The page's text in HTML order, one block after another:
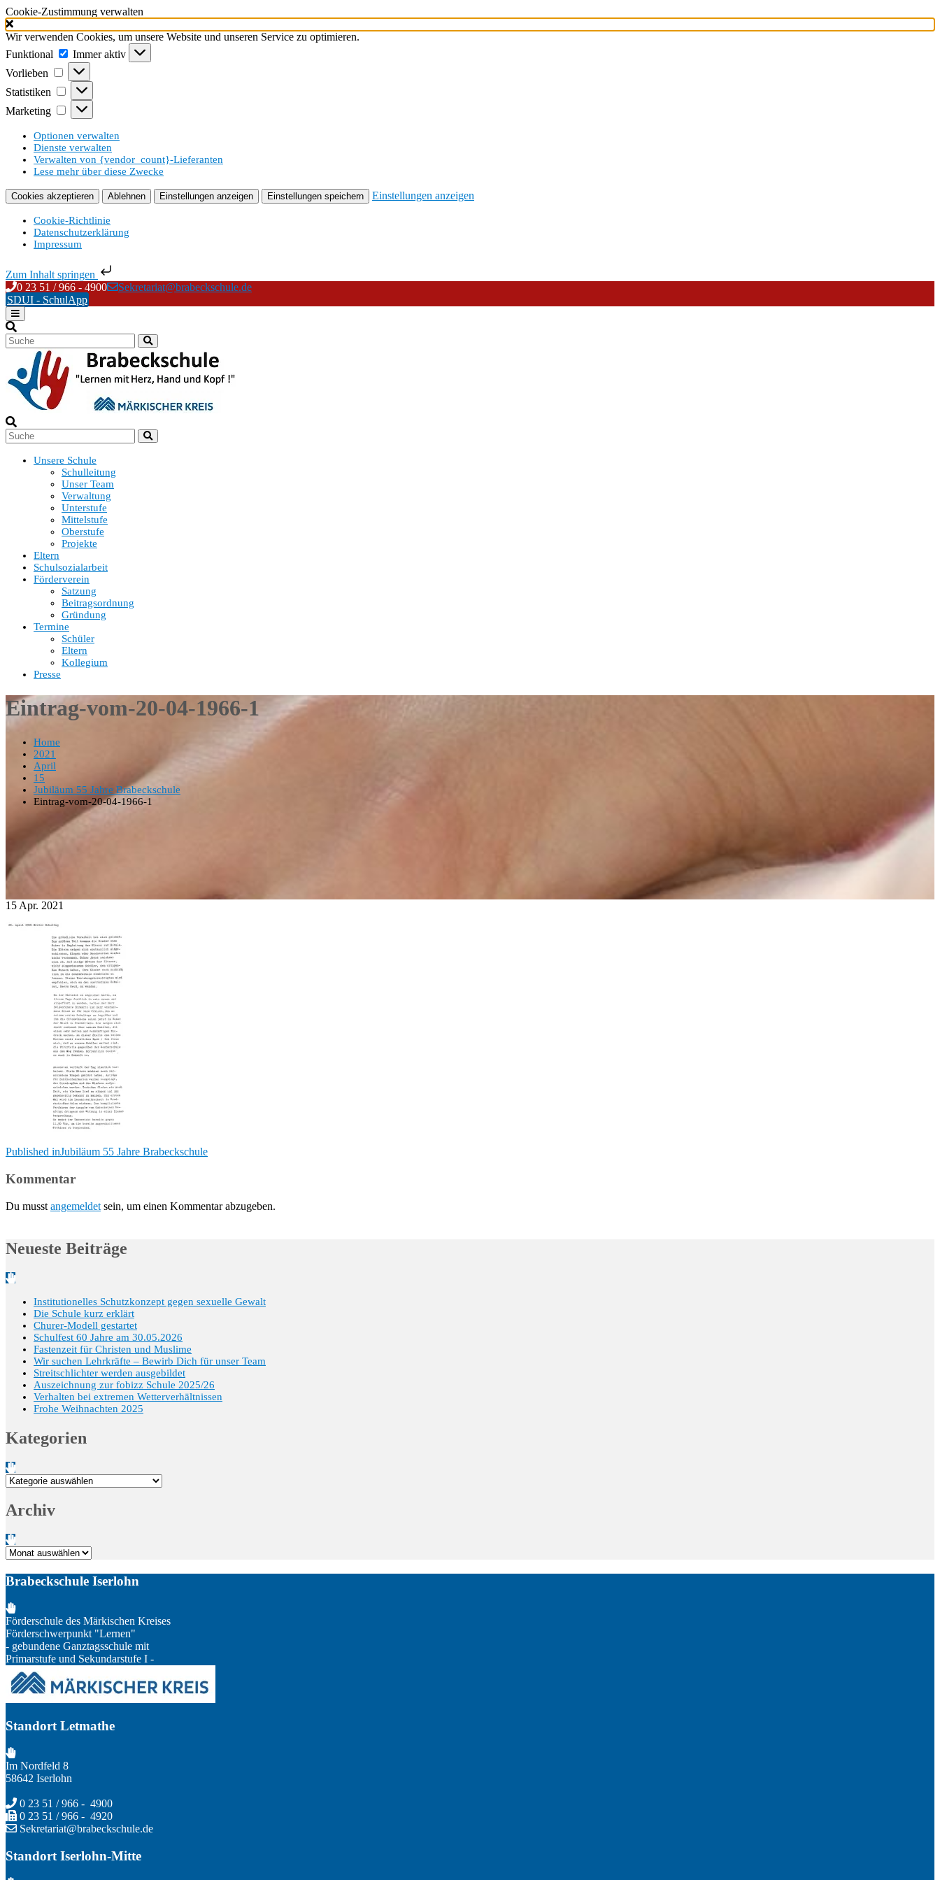
Cookie-Zustimmung verwalten
Wir verwenden Cookies, um unsere Website und unseren Service zu optimieren.
Funktional
Funktional
Immer aktiv
Vorlieben
Vorlieben
Statistiken Statistiken
Marketing Marketing
Optionen verwalten
Dienste verwalten
Verwalten von {vendor_count}-Lieferanten
Lese mehr über diese Zwecke
Cookies akzeptieren Ablehnen Einstellungen anzeigen Einstellungen speichern Einstellungen anzeigen
Cookie-Richtlinie
Datenschutzerklärung
Impressum
Zum Inhalt springen
Skip
to
content
0 23 51 / 966 - 4900
Sekretariat@brabeckschule.de
SDUI - SchulApp
Unsere Schule
Schulleitung
Unser Team
Verwaltung
Unterstufe
Mittelstufe
Oberstufe
Projekte
Eltern
Schulsozialarbeit
Förderverein
Satzung
Beitragsordnung
Gründung
Termine
Schüler
Eltern
Kollegium
Presse
Eintrag-vom-20-04-1966-1
Home
2021
April
15
Jubiläum 55 Jahre Brabeckschule
Eintrag-vom-20-04-1966-1
15Apr. 2021
Beitragsnavigation
Published inJubiläum 55 Jahre Brabeckschule
Kommentar
Du musst angemeldet sein, um einen Kommentar abzugeben.
Neueste Beiträge
Institutionelles Schutzkonzept gegen sexuelle Gewalt
Die Schule kurz erklärt
Churer-Modell gestartet
Schulfest 60 Jahre am 30.05.2026
Fastenzeit für Christen und Muslime
Wir suchen Lehrkräfte – Bewirb Dich für unser Team
Streitschlichter werden ausgebildet
Auszeichnung zur fobizz Schule 2025/26
Verhalten bei extremen Wetterverhältnissen
Frohe Weihnachten 2025
Kategorien
Kategorien
Archiv
Archiv
Brabeckschule Iserlohn
Förderschule des Märkischen Kreises
Förderschwerpunkt "Lernen"
- gebundene Ganztagsschule mit
Primarstufe und Sekundarstufe I -
Standort Letmathe
Im Nordfeld 8
58642 Iserlohn
0 23 51 / 966 - 4900
0 23 51 / 966 - 4920
Sekretariat@brabeckschule.de
Standort Iserlohn-Mitte